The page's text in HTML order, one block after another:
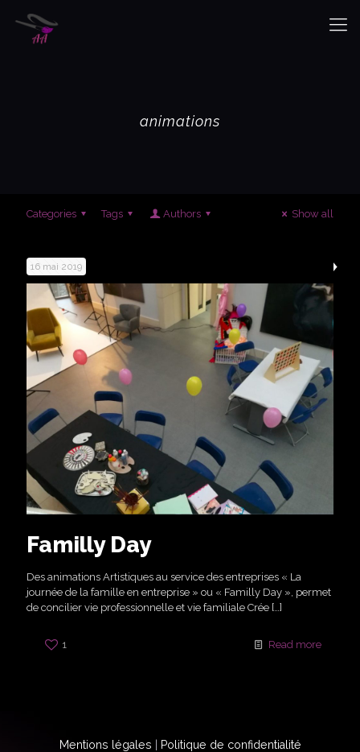
animations
Categories Tags Authors Show all
16 mai 2019
Familly Day
Des animations Artistiques au service des entreprises « La
journée de la famille en entreprise » ou « Familly Day », permet
de concilier vie professionnelle et vie familiale Crée […]
1 Read more
Mentions légales | Politique de confidentialité